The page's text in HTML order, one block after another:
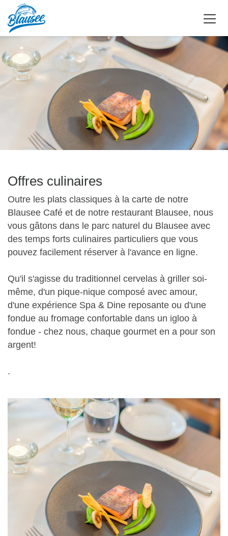
Offres culinaires
Outre les plats classiques à la carte de notre
Blausee Café et de notre restaurant Blausee, nous
vous gâtons dans le parc naturel du Blausee avec
des temps forts culinaires particuliers que vous
pouvez facilement réserver à l'avance en ligne.
Qu'il s'agisse du traditionnel cervelas à griller soi-
même, d'un pique-nique composé avec amour,
d'une expérience Spa & Dine reposante ou d'une
fondue au fromage confortable dans un igloo à
fondue - chez nous, chaque gourmet en a pour son
argent!
.